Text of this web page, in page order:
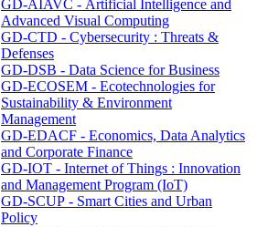
GD-AIAVC - Artificial Intelligence and
Advanced Visual Computing
GD-CTD - Cybersecurity : Threats &
Defenses
GD-DSB - Data Science for Business
GD-ECOSEM - Ecotechnologies for
Sustainability & Environment
Management
GD-EDACF - Economics, Data Analytics
and Corporate Finance
GD-IOT - Internet of Things : Innovation
and Management Program (IoT)
GD-SCUP - Smart Cities and Urban
Policy